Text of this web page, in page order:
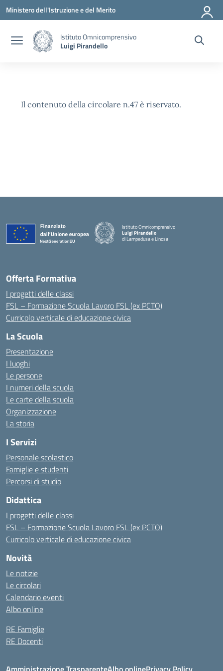
Vai ai contenuti
Vai al menu di navigazione
Vai al footer
Ministero dell'Istruzione e del Merito
Istituto Omnicomprensivo
Luigi Pirandello
Il contenuto della circolare n.47 è riservato.
Istituto Omnicomprensivo
Luigi Pirandello
di Lampedusa e Linosa
Offerta Formativa
I progetti delle classi
FSL – Formazione Scuola Lavoro FSL (ex PCTO)
Curricolo verticale di educazione civica
La Scuola
Presentazione
I luoghi
Le persone
I numeri della scuola
Le carte della scuola
Organizzazione
La storia
I Servizi
Personale scolastico
Famiglie e studenti
Percorsi di studio
Didattica
I progetti delle classi
FSL – Formazione Scuola Lavoro FSL (ex PCTO)
Curricolo verticale di educazione civica
Novità
Le notizie
Le circolari
Calendario eventi
Albo online
RE Famiglie
RE Docenti